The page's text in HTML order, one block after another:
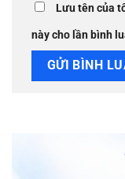
Lưu tên của
này cho lần bình